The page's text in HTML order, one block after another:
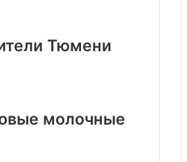
Тюмени
молочные